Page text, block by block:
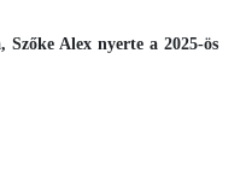
Alex nyerte a 2025-ös